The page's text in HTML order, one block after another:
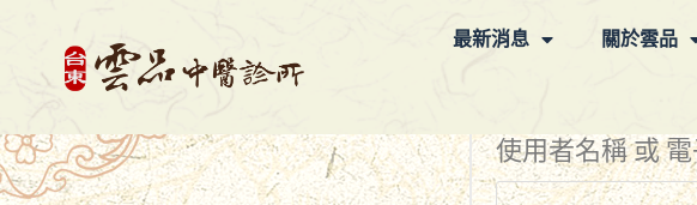
最新消息 關於雲品
使用者名稱 或